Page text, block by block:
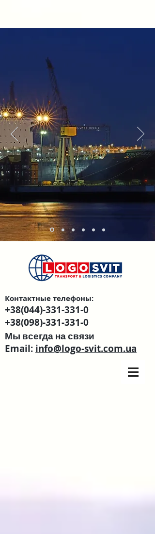
Контактные телефоны:
+38(044)-331-331-0
+38(098)-331-331-0
Мы всегда на связи
Email: info@logo-svit.com.ua